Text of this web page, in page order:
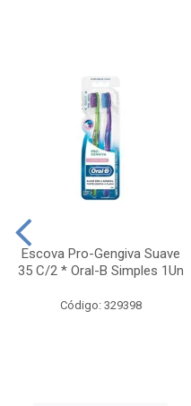
Escova Pro-Gengiva Suave
35 C/2 * Oral-B Simples 1Un
Código: 329398